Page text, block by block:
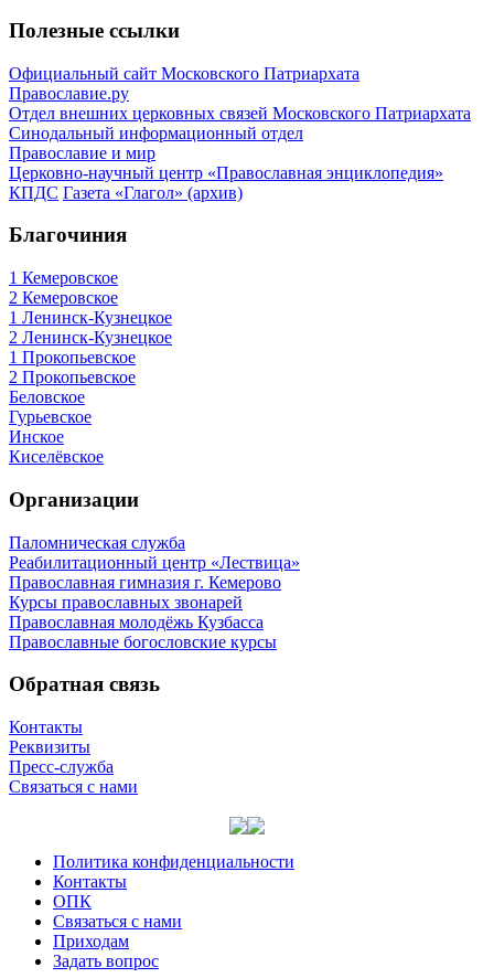
Полезные ссылки
Официальный сайт Московского Патриархата
Православие.ру
Отдел внешних церковных связей Московского Патриархата
Синодальный информационный отдел
Православие и мир
Церковно-научный центр «Православная энциклопедия»
КПДС Газета «Глагол» (архив)
Благочиния
1 Кемеровское
2 Кемеровское
1 Ленинск-Кузнецкое
2 Ленинск-Кузнецкое
1 Прокопьевское
2 Прокопьевское
Беловское
Гурьевское
Инское
Киселёвское
Организации
Паломническая служба
Реабилитационный центр «Лествица»
Православная гимназия г. Кемерово
Курсы православных звонарей
Православная молодёжь Кузбасса
Православные богословские курсы
Обратная связь
Контакты
Реквизиты
Пресс-служба
Связаться с нами
Политика конфиденциальности
Контакты
ОПК
Связаться с нами
Приходам
Задать вопрос